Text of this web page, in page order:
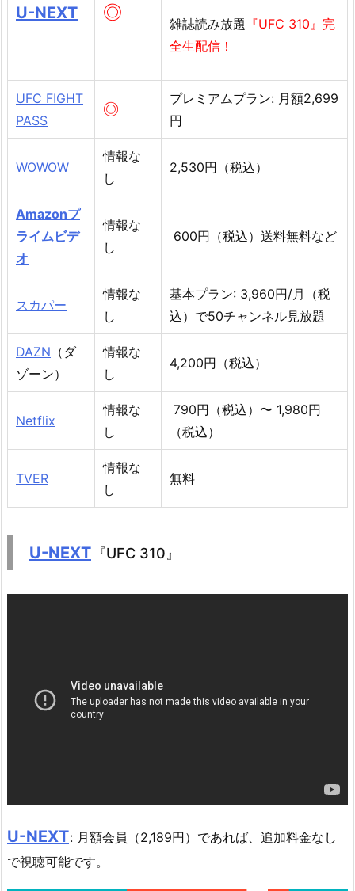
U-NEXT ◎ 雑誌読み放題 『UFC 310』完
全生配信！
UFC FIGHT
PASS
◎
プレミアムプラン: 月額2,699
円
WOWOW
情報な
し
2,530円（税込）
Amazonプ
ライムビデ
オ
情報な
し
600円（税込）送料無料など
スカパー
情報な
し
基本プラン: 3,960円/月（税
込）で50チャンネル見放題
DAZN （ダ
ゾーン）
情報な
し
4,200円（税込）
Netflix
情報な
し
790円（税込）〜 1,980円
（税込）
TVER
情報な
し
無料
U-NEXT 『UFC 310』
U-NEXT: 月額会員（2,189円）であれば、追加料金なし
で視聴可能です。